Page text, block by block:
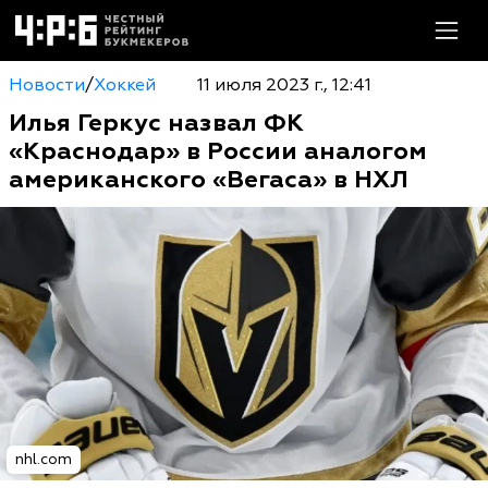
Новости/Хоккей 11 июля 2023 г., 12:41
Илья Геркус назвал ФК
«Краснодар» в России аналогом
американского «Вегаса» в НХЛ
nhl.com